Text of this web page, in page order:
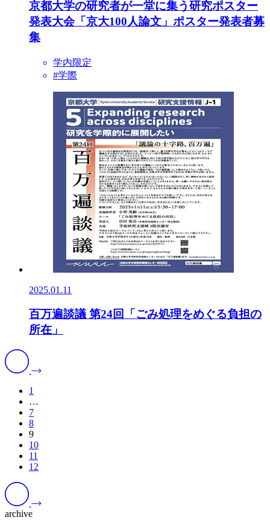
京都大学の研究者が一堂に集う研究ポスター
発表大会「京大100人論文」ポスター発表者募
集
学内限定
#学際
2025.01.11
百万遍談議 第24回「ごみ処理をめぐる負担の
所在」
1
…
7
8
9
10
11
12
archive